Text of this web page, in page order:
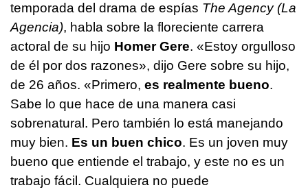
temporada del drama de espías The Agency (La
Agencia), habla sobre la floreciente carrera
actoral de su hijo Homer Gere. «Estoy orgulloso
de él por dos razones», dijo Gere sobre su hijo,
de 26 años. «Primero, es realmente bueno.
Sabe lo que hace de una manera casi
sobrenatural. Pero también lo está manejando
muy bien. Es un buen chico. Es un joven muy
bueno que entiende el trabajo, y este no es un
trabajo fácil. Cualquiera no puede